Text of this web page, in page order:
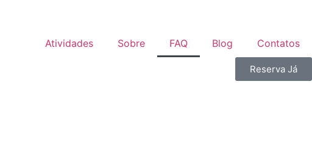
Atividades Sobre FAQ Blog Contatos
Reserva Já